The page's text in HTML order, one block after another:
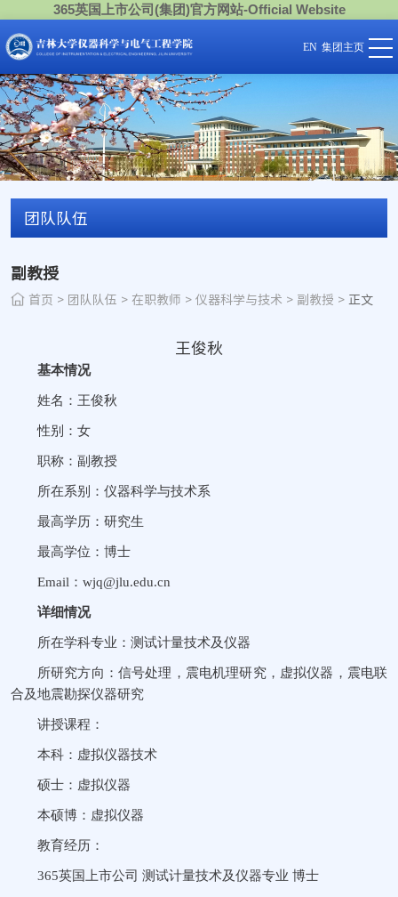
365英国上市公司(集团)官方网站-Official Website
EN 集团主页
团队队伍
副教授
首页 > 团队队伍 > 在职教师 > 仪器科学与技术 > 副教授 > 正文
王俊秋
基本情况
姓名：王俊秋
性别：女
职称：副教授
所在系别：仪器科学与技术系
最高学历：研究生
最高学位：博士
Email：wjq@jlu.edu.cn
详细情况
所在学科专业：测试计量技术及仪器
所研究方向：信号处理，震电机理研究，虚拟仪器，震电联
合及地震勘探仪器研究
讲授课程：
本科：虚拟仪器技术
硕士：虚拟仪器
本硕博：虚拟仪器
教育经历：
365英国上市公司 测试计量技术及仪器专业 博士